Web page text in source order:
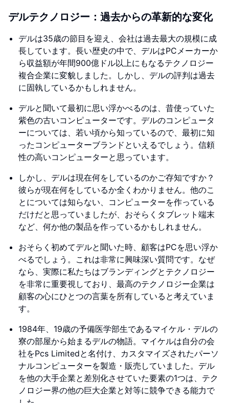
デルテクノロジー：過去からの革新的な変化
デルは35歳の節目を迎え、会社は過去最大の規模に成
長しています。長い歴史の中で、デルはPCメーカーか
ら収益額が年間900億ドル以上にもなるテクノロジー
複合企業に変貌しました。しかし、デルの評判は過去
に固執しているかもしれません。
デルと聞いて最初に思い浮かべるのは、昔使っていた
紫色の古いコンピューターです。デルのコンピュータ
ーについては、若い頃から知っているので、最初に知
ったコンピューターブランドといえるでしょう。信頼
性の高いコンピューターと思っています。
しかし、デルは現在何をしているのかご存知ですか？
彼らが現在何をしているか全くわかりません。他のこ
とについては知らない、コンピューターを作っている
だけだと思っていましたが、おそらくタブレット端末
など、何か他の製品を作っているかもしれません。
おそらく初めてデルと聞いた時、顧客はPCを思い浮か
べるでしょう。これは非常に興味深い質問です。なぜ
なら、実際に私たちはブランディングとテクノロジー
を非常に重要視しており、最高のテクノロジー企業は
顧客の心にひとつの言葉を所有していると考えていま
す。
1984年、19歳の予備医学部生であるマイケル・デルの
寮の部屋から始まるデルの物語。マイケルは自分の会
社をPcs Limitedと名付け、カスタマイズされたパーソ
ナルコンピューターを製造・販売していました。デル
を他の大手企業と差別化させていた要素の1つは、テク
ノロジー界の他の巨大企業と対等に競争できる能力で